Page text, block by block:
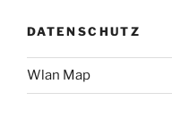
DATENSCHUTZ
Wlan Map